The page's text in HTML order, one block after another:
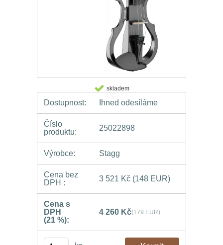
skladem
Dostupnost: Ihned odesíláme
Číslo
produktu:
25022898
Výrobce: Stagg
Cena bez
DPH :
3 521 Kč (148 EUR)
Cena s
DPH
(21 %):
4 260 Kč(179 EUR)